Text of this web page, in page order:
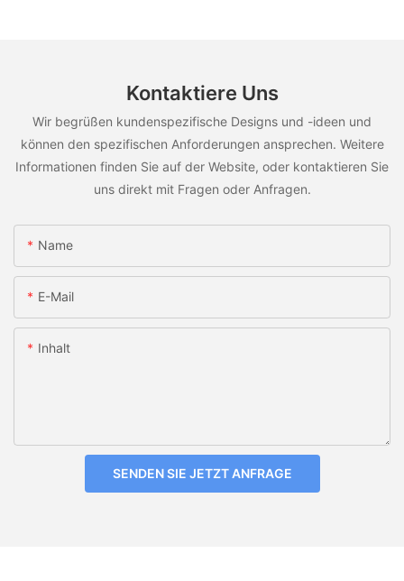
Kontaktiere Uns
Wir begrüßen kundenspezifische Designs und -ideen und
können den spezifischen Anforderungen ansprechen. Weitere
Informationen finden Sie auf der Website, oder kontaktieren Sie
uns direkt mit Fragen oder Anfragen.
Name
E-Mail
Inhalt
SENDEN SIE JETZT ANFRAGE